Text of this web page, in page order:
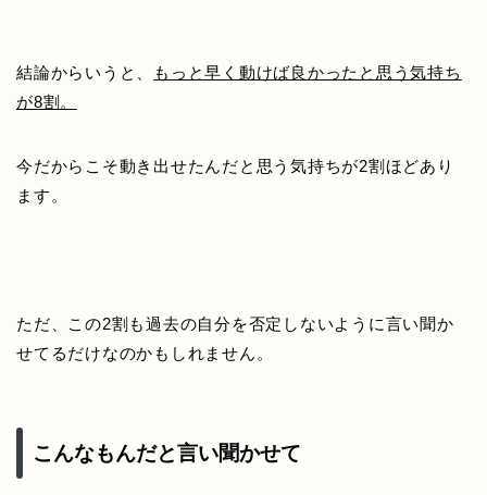
結論からいうと、
もっと早く動けば良かったと思う気持ち
が8割。
今だからこそ動き出せたんだと思う気持ちが2割ほどあり
ます。
ただ、この2割も過去の自分を否定しないように言い聞か
せてるだけなのかもしれません。
こんなもんだと言い聞かせて